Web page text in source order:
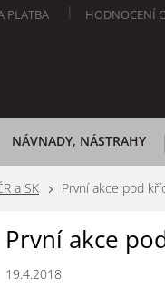
PLATBA HODNOCENÍ
NÁVNADY, NÁSTRAHY
a SK První akce pod
První akce
19.4.2018